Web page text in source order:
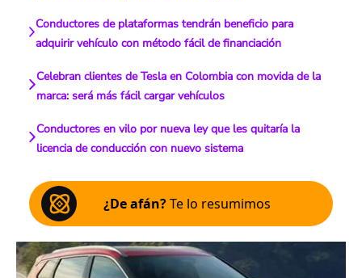
Conductores de plataformas tendrán beneficio para
adquirir vehículo con método fácil de financiación
Celebran clientes de Tesla en Colombia con movida de la
marca: será más fácil cargar vehículos
Conductores en vilo por nueva ley que les quitaría la
licencia de conducción con nuevo sistema
¿De afán?Te lo resumimos